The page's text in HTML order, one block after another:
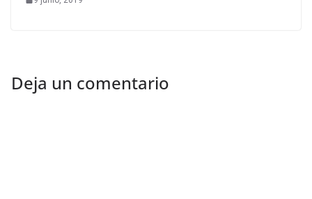
Deja un comentario